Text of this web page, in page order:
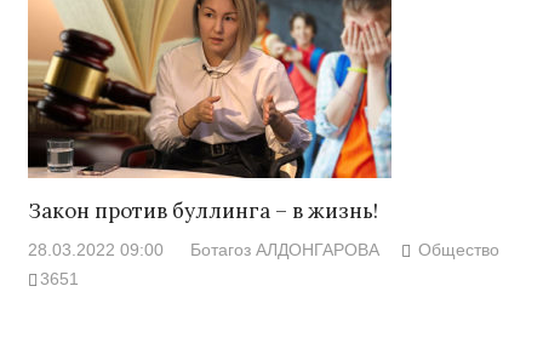
Закон против буллинга – в жизнь!
28.03.2022 09:00 Ботагоз АЛДОНГАРОВА
Общество
3651